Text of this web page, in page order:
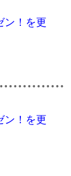
ン！を更
ン！を更